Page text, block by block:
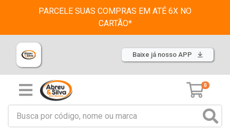
PARCELE SUAS COMPRAS EM ATÉ 6X NO
CARTÃO*
Baixe já nosso APP
0